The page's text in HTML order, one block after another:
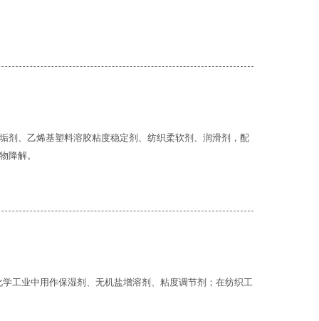
剂、乙烯基塑料溶胶粘度稳定剂、纺织柔软剂、润滑剂，配
降解。
工业中用作保湿剂、无机盐增溶剂、粘度调节剂；在纺织工